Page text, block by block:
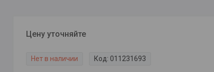
Цену уточняйте
Нет в наличии Код: 011231693